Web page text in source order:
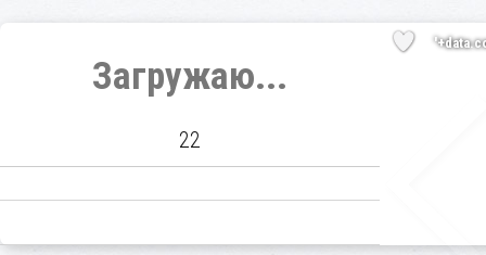
Загружаю...
22